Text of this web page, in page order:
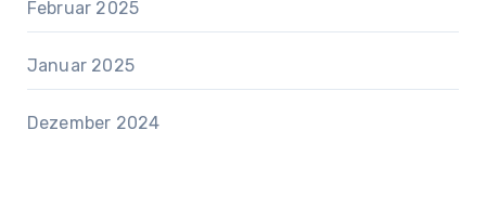
Februar 2025
Januar 2025
Dezember 2024